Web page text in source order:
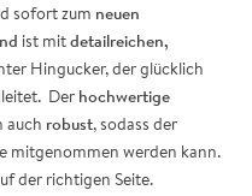
sofort zum neuen
ist mitdetailreichen,
Hingucker, der glücklich
Der hochwertige
auch robust, sodass der
mitgenommen werden kann.
der richtigen Seite.